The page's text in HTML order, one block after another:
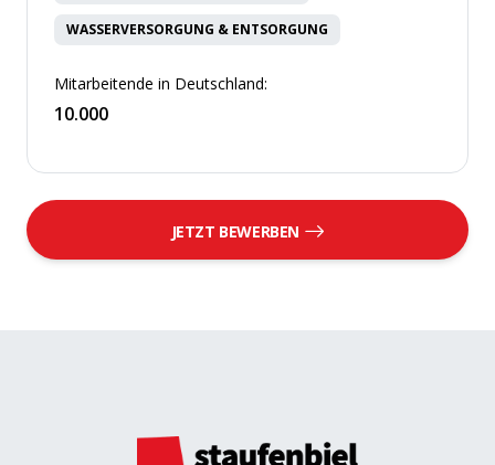
WASSERVERSORGUNG & ENTSORGUNG
Mitarbeitende in Deutschland:
10.000
JETZT BEWERBEN